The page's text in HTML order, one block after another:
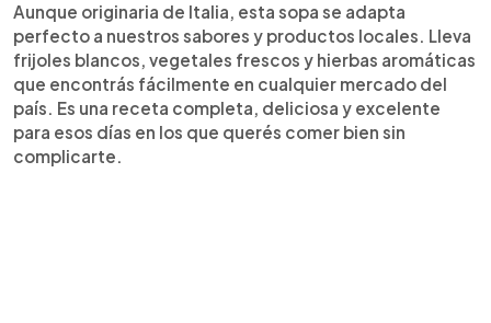
Aunque originaria de Italia, esta sopa se adapta
perfecto a nuestros sabores y productos locales. Lleva
frijoles blancos, vegetales frescos y hierbas aromáticas
que encontrás fácilmente en cualquier mercado del
país. Es una receta completa, deliciosa y excelente
para esos días en los que querés comer bien sin
complicarte.